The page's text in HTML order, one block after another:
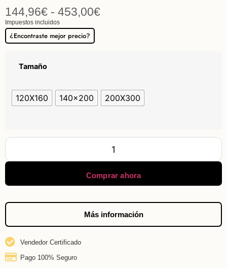
144,96€ - 453,00€
Impuestos incluidos
¿Encontraste mejor precio?
Tamaño
120X160 140x200 200X300
Comprar ahora
Más información
Vendedor Certificado
Pago 100% Seguro